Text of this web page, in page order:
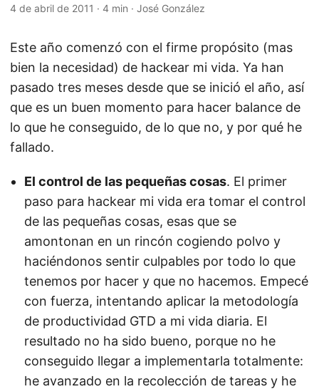
4 de abril de 2011 · 4 min · José González
Este año comenzó con el firme propósito (mas
bien la necesidad) de hackear mi vida. Ya han
pasado tres meses desde que se inició el año, así
que es un buen momento para hacer balance de
lo que he conseguido, de lo que no, y por qué he
fallado.
El control de las pequeñas cosas. El primer
paso para hackear mi vida era tomar el control
de las pequeñas cosas, esas que se
amontonan en un rincón cogiendo polvo y
haciéndonos sentir culpables por todo lo que
tenemos por hacer y que no hacemos. Empecé
con fuerza, intentando aplicar la metodología
de productividad GTD a mi vida diaria. El
resultado no ha sido bueno, porque no he
conseguido llegar a implementarla totalmente:
he avanzado en la recolección de tareas y he